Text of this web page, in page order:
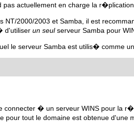
actuellement en charge la r�plication
2000/2003 et Samba, il est
d'utiliser un seulserveur Samba pour
le serveur Samba est utilis� comme
connecter � un serveur WINS pour la
pour tout le domaine est obtenue